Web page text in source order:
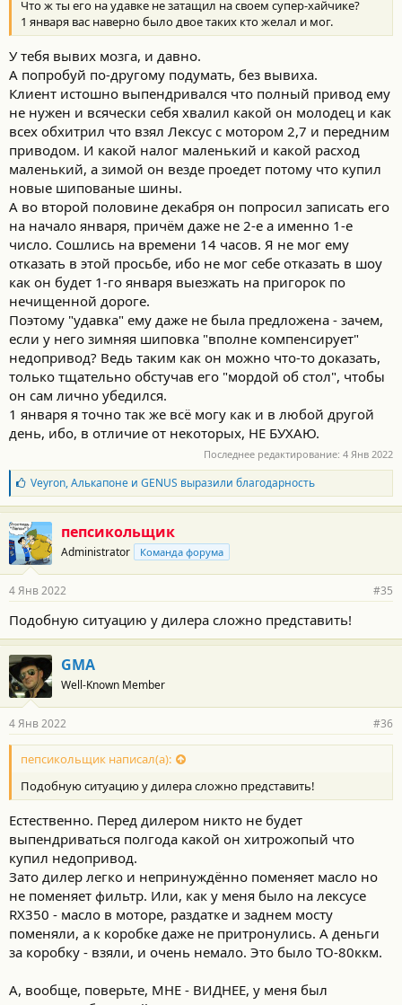
Что ж ты его на удавке не затащил на своем супер-хайчике?
1 января вас наверно было двое таких кто желал и мог.
У тебя вывих мозга, и давно.
А попробуй по-другому подумать, без вывиха.
Клиент истошно выпендривался что полный привод ему
не нужен и всячески себя хвалил какой он молодец и как
всех обхитрил что взял Лексус с мотором 2,7 и передним
приводом. И какой налог маленький и какой расход
маленький, а зимой он везде проедет потому что купил
новые шипованые шины.
А во второй половине декабря он попросил записать его
на начало января, причём даже не 2-е а именно 1-е
число. Сошлись на времени 14 часов. Я не мог ему
отказать в этой просьбе, ибо не мог себе отказать в шоу
как он будет 1-го января выезжать на пригорок по
нечищенной дороге.
Поэтому "удавка" ему даже не была предложена - зачем,
если у него зимняя шиповка "вполне компенсирует"
недопривод? Ведь таким как он можно что-то доказать,
только тщательно обстучав его "мордой об стол", чтобы
он сам лично убедился.
1 января я точно так же всё могу как и в любой другой
день, ибо, в отличие от некоторых, НЕ БУХАЮ.
Последнее редактирование: 4 Янв 2022
Б
л
а
г
о
д
а
н
с
т
и
:
Veyron,Алькапонеи GENUS выразили благодарность
пепсикольщик
Administrator Команда форума
4 Янв 2022 #35
Подобную ситуацию у дилера сложно представить!
GMA
Well-Known Member
4 Янв 2022 #36
пепсикольщик написал(а):
Подобную ситуацию у дилера сложно представить!
Естественно. Перед дилером никто не будет
выпендриваться полгода какой он хитрожопый что
купил недопривод.
Зато дилер легко и непринуждённо поменяет масло но
не поменяет фильтр. Или, как у меня было на лексусе
RX350 - масло в моторе, раздатке и заднем мосту
поменяли, а к коробке даже не притронулись. А деньги
за коробку - взяли, и очень немало. Это было ТО-80ккм.
А, вообще, поверьте, МНЕ - ВИДНЕЕ, у меня был